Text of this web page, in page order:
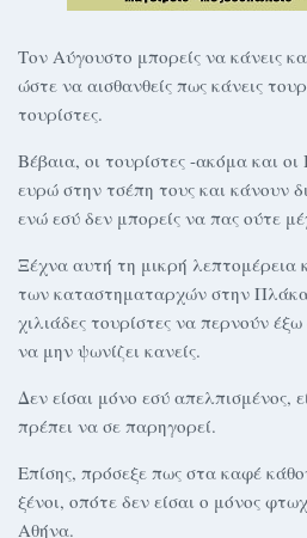
Τον Αύγουστο μπορείς να κάνεις
ώστε να αισθανθείς πως κάνεις
τουρίστες.
Βέβαια, οι τουρίστες -ακόμα και
ευρώ στην τσέπη τους και κάνουν
ενώ εσύ δεν μπορείς να πας ούτε
Ξέχνα αυτή τη μικρή λεπτομέρεια
των καταστηματαρχών στην
χιλιάδες τουρίστες να περνούν
να μην ψωνίζει κανείς.
Δεν είσαι μόνο εσύ απελπισμένος,
πρέπει να σε παρηγορεί.
Επίσης, πρόσεξε πως στα καφέ
ξένοι, οπότε δεν είσαι ο μόνος
Αθήνα.